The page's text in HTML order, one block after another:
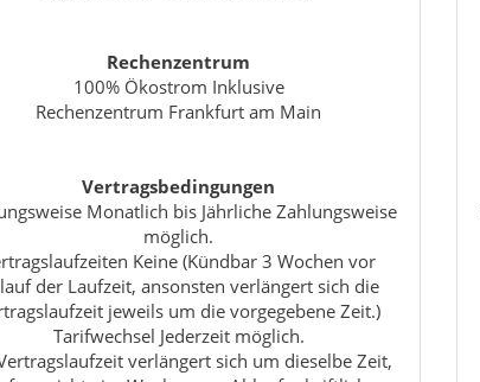
Rechenzentrum
100% Ökostrom Inklusive
Rechenzentrum Frankfurt am Main
Vertragsbedingungen
Monatlich bis Jährliche Zahlungsweise
möglich.
Keine (Kündbar 3 Wochen vor
der Laufzeit, ansonsten verlängert sich die
jeweils um die vorgegebene Zeit.)
Tarifwechsel Jederzeit möglich.
verlängert sich um dieselbe Zeit,